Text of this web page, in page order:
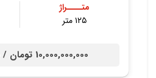
متــــراژ
۱۲۵ متر
10,000,000,000 تومان /